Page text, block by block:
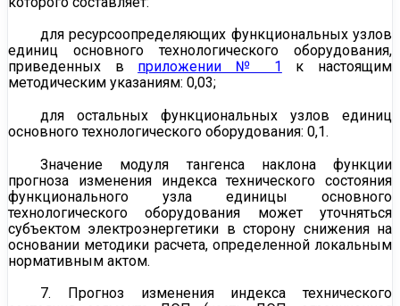
для ресурсоопределяющих функциональных узлов
единиц основного технологического оборудования,
приведенных в приложении № 1
к настоящим
методическим указаниям: 0,03;
для остальных функциональных узлов единиц
основного технологического оборудования: 0,1.
Значение модуля тангенса наклона функции
прогноза изменения индекса технического состояния
функционального узла единицы основного
технологического оборудования может уточняться
субъектом электроэнергетики в сторону снижения на
основании методики расчета, определенной локальным
нормативным актом.
7. Прогноз изменения индекса технического